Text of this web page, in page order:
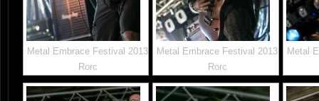
Metal Embrace Festival 2013
Rorc
Metal Embrace Festival 2013
Rorc
Metal